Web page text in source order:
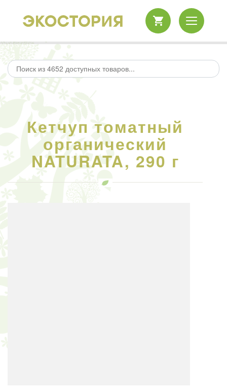
Кетчуп томатный
органический
NATURATA, 290 г